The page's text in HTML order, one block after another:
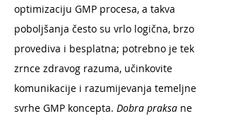
optimizaciju GMP procesa, a takva
poboljšanja često su vrlo logična, brzo
provediva i besplatna; potrebno je tek
zrnce zdravog razuma, učinkovite
komunikacije i razumijevanja temeljne
svrhe GMP koncepta. Dobra praksa ne